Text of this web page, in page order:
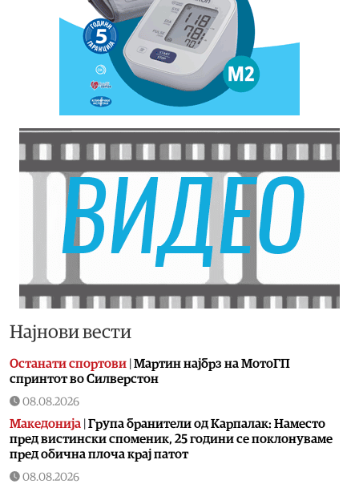
Најнови вести
Останати спортови Мартин најбрз на МотоГП
спринтот во Силверстон
08.08.2026
Македонија Група бранители од Карпалак: Наместо
пред вистински споменик, 25 години се поклонуваме
пред обична плоча крај патот
08.08.2026